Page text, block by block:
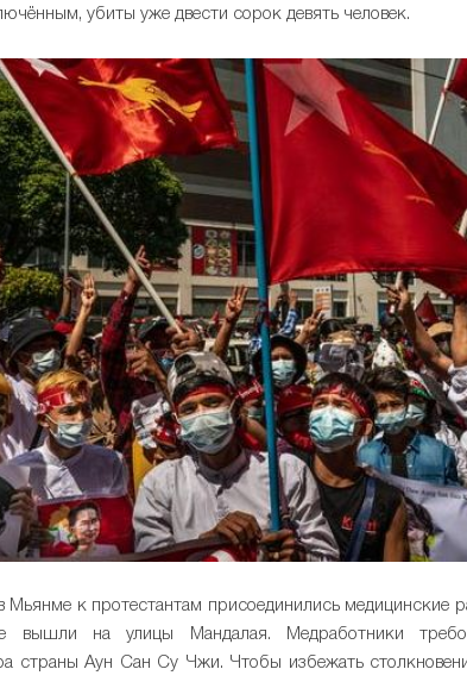
убиты уже двести сорок девять человек.
к протестантам присоединились медицинские
вышли на улицы Мандалая. Медработники
страны Аун Сан Су Чжи. Чтобы избежать